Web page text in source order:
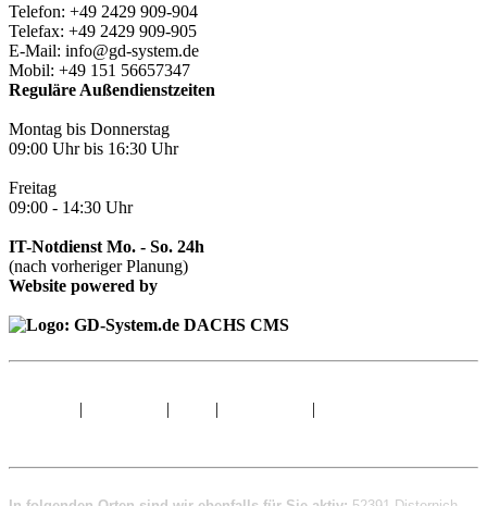
Telefon: +49 2429 909-904
Telefax: +49 2429 909-905
E-Mail: info@gd-system.de
Mobil: +49 151 56657347
Reguläre Außendienstzeiten
Montag bis Donnerstag
09:00 Uhr bis 16:30 Uhr
Freitag
09:00 - 14:30 Uhr
IT-Notdienst Mo. - So. 24h
(nach vorheriger Planung)
Website powered by
| | | |